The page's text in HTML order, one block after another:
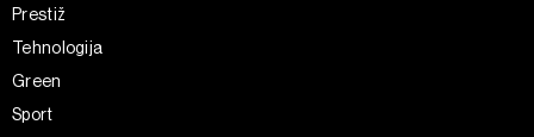
Prestiž
Tehnologija
Green
Sport